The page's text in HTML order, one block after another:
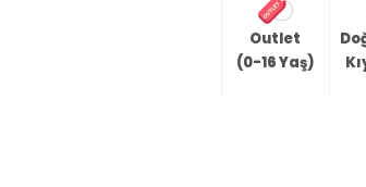
Outlet
(0-16 Yaş)